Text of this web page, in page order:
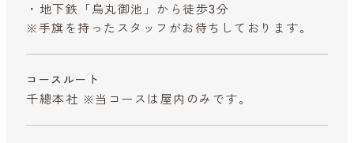
・地下鉄「烏丸御池」から徒歩3分
※手旗を持ったスタッフがお待ちしております。
コースルート
千總本社 ※当コースは屋内のみです。